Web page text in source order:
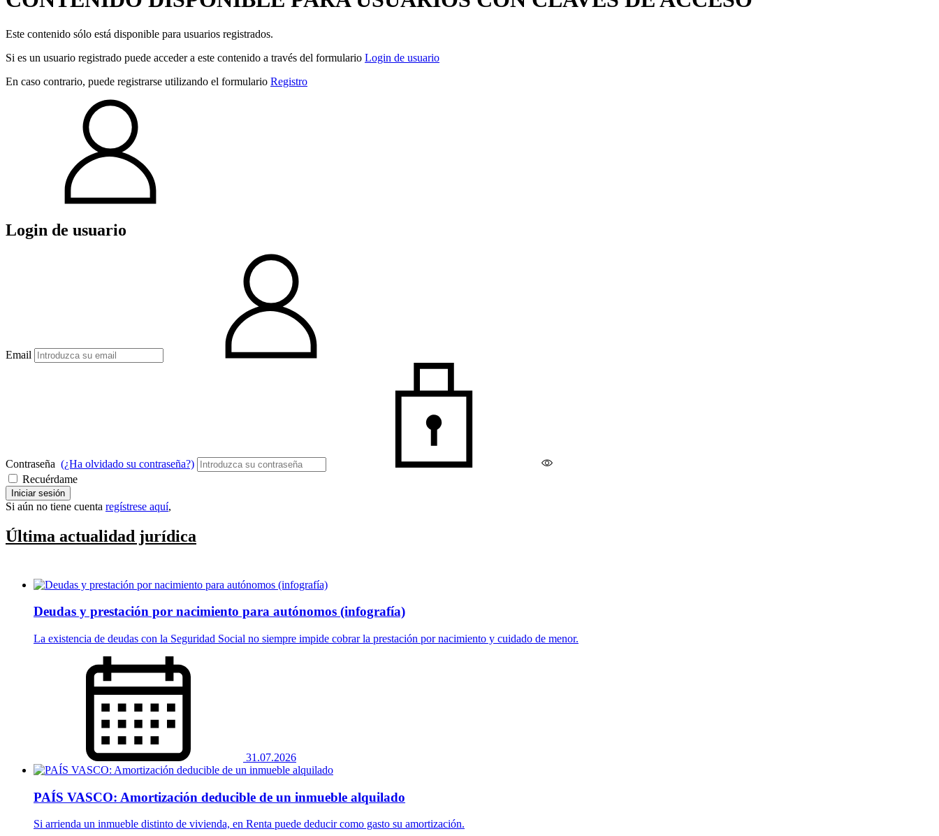
Este contenido sólo está disponible para usuarios registrados.
Si es un usuario registrado puede acceder a este contenido a través del formulario Login de usuario
En caso contrario, puede registrarse utilizando el formulario Registro
Login de usuario
Email
Contraseña (¿Ha olvidado su contraseña?)
Recuérdame
Iniciar sesión
Si aún no tiene cuenta regístrese aquí,
Última actualidad jurídica
Deudas y prestación por nacimiento para autónomos (infografía)
La existencia de deudas con la Seguridad Social no siempre impide cobrar la prestación por nacimiento y cuidado de menor.
31.07.2026
PAÍS VASCO: Amortización deducible de un inmueble alquilado
Si arrienda un inmueble distinto de vivienda, en Renta puede deducir como gasto su amortización.